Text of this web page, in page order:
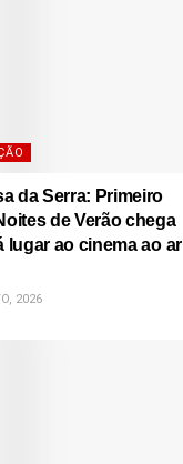
da Serra: Primeiro
de Verão chega
lugar ao cinema ao ar
2026